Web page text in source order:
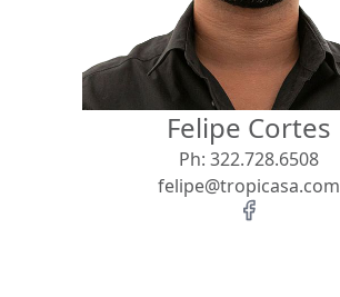
Felipe Cortes
Ph: 322.728.6508
felipe@tropicasa.com